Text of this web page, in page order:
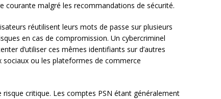
courante malgré les recommandations de sécurité.
réutilisent leurs mots de passe sur plusieurs
en cas de compromission. Un cybercriminel
d’utiliser ces mêmes identifiants sur d’autres
sociaux ou les plateformes de commerce
risque critique. Les comptes PSN étant généralement